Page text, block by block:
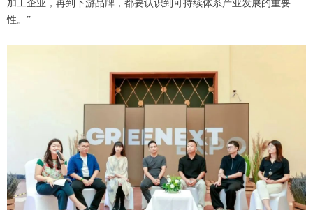
加工企业，再到下游品牌，都要认识到可持续体系产业发展的重要
性。”